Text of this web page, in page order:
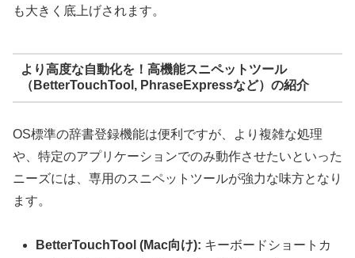
も大きく底上げされます。
より高度な自動化を！高機能スニペットツール
（BetterTouchTool, PhraseExpressなど）の紹介
OS標準の辞書登録機能は便利ですが、より複雑な処理
や、特定のアプリケーションでのみ動作させたいといった
ニーズには、専用のスニペットツールが強力な味方となり
ます。
BetterTouchTool (Mac向け): キーボードショートカ